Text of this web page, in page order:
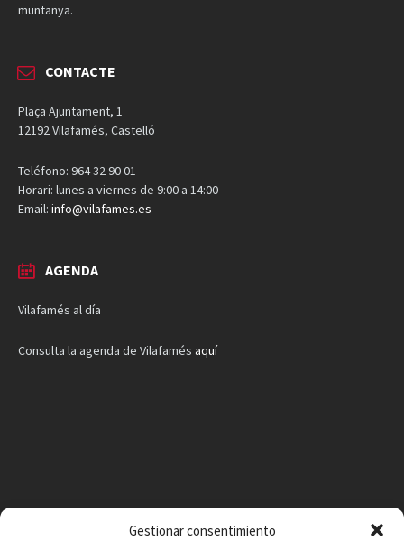
Gestionar consentimiento
muntanya.
CONTACTE
Plaça Ajuntament, 1
12192 Vilafamés, Castelló
Teléfono: 964 32 90 01
Horari: lunes a viernes de 9:00 a 14:00
Email: info@vilafames.es
AGENDA
Vilafamés al día
Consulta la agenda de Vilafamés aquí